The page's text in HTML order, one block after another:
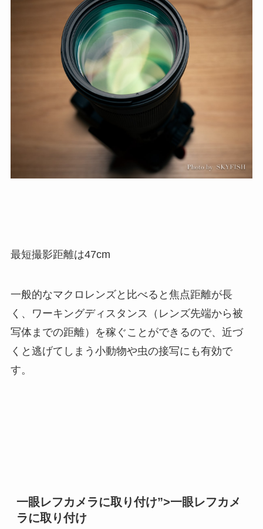
最短撮影距離は47cm
一般的なマクロレンズと比べると焦点距離が長
く、ワーキングディスタンス（レンズ先端から被
写体までの距離）を稼ぐことができるので、近づ
くと逃げてしまう小動物や虫の接写にも有効で
す。
一眼レフカメラに取り付け”>一眼レフカメ
ラに取り付け